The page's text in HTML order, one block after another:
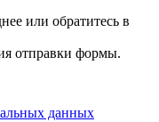
или обратитесь в
отправки формы.
данных